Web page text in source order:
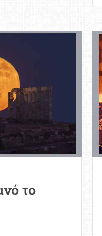
μια
το